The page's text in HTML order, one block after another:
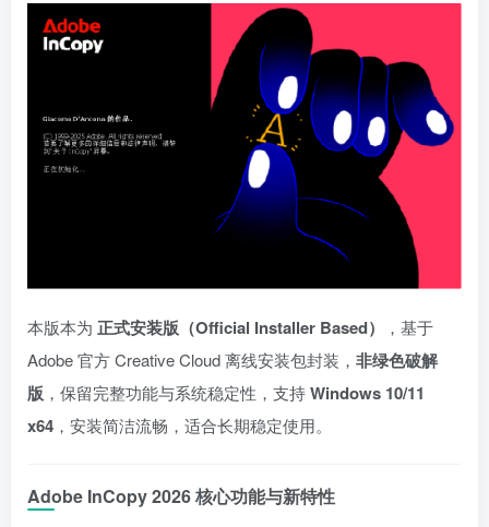
本版本为 正式安装版（Official Installer Based）
，基于
Adobe 官方 Creative Cloud 离线安装包封装， 非绿色破解
版 ，保留完整功能与系统稳定性，支持Windows 10/11
x64 ，安装简洁流畅，适合长期稳定使用。
Adobe InCopy 2026 核心功能与新特性